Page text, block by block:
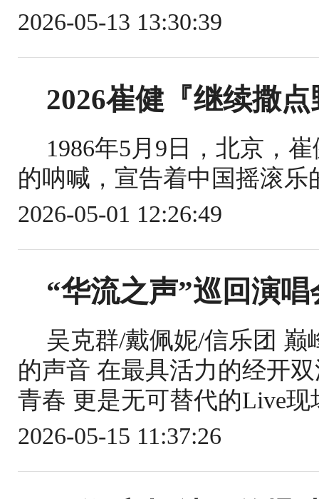
2026-05-13 13:30:39
2026崔健『继续撒
1986年5月9日，北京，
的呐喊，宣告着中国摇滚乐
2026-05-01 12:26:49
“华流之声”巡回演
吴克群/戴佩妮/信乐团
的声音 在最具活力的经开
青春 更是无可替代的Live
2026-05-15 11:37:26